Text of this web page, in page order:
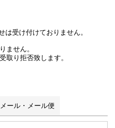
は受け付けておりません。
ません。
取り拒否致します。
ール・メール便